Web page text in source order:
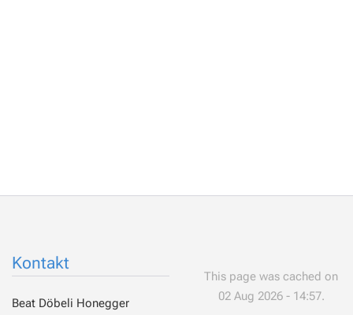
Kontakt
Beat Döbeli Honegger
This page was cached on
02 Aug 2026 - 14:57.